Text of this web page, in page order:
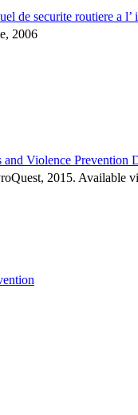
de securite routiere a
2006
Violence Prevention
2015. Available